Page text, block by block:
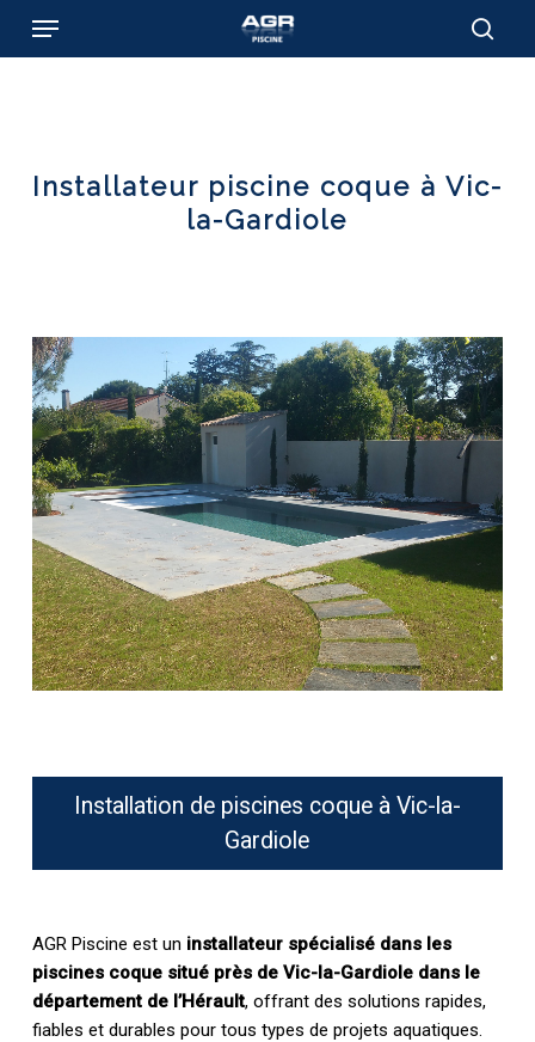
Menu
Installateur piscine coque à Vic-
la-Gardiole
Installation de piscines coque à Vic-la-
Gardiole
AGR Piscine est un installateur spécialisé dans les
piscines coque situé près de Vic-la-Gardiole dans le
département de l’Hérault, offrant des solutions rapides,
fiables et durables pour tous types de projets aquatiques.